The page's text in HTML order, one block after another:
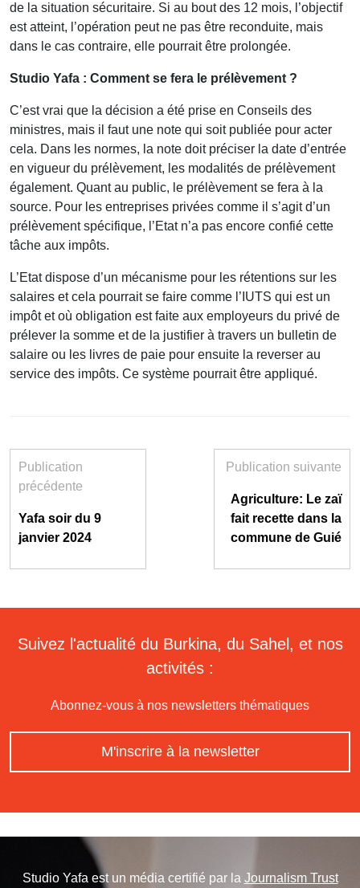
de la situation sécuritaire. Si au bout des 12 mois, l’objectif
est atteint, l’opération peut ne pas être reconduite, mais
dans le cas contraire, elle pourrait être prolongée.
Studio Yafa : Comment se fera le prélèvement ?
C’est vrai que la décision a été prise en Conseils des
ministres, mais il faut une note qui soit publiée pour acter
cela. Dans les normes, la note doit préciser la date d’entrée
en vigueur du prélèvement, les modalités de prélèvement
également. Quant au public, le prélèvement se fera à la
source. Pour les entreprises privées comme il s’agit d’un
prélèvement spécifique, l’Etat n’a pas encore confié cette
tâche aux impôts.
L’Etat dispose d’un mécanisme pour les rétentions sur les
salaires et cela pourrait se faire comme l’IUTS qui est un
impôt et où obligation est faite aux employeurs du privé de
prélever la somme et de la justifier à travers un bulletin de
salaire ou les livres de paie pour ensuite la reverser au
service des impôts. Ce système pourrait être appliqué.
Publication
précédente
Yafa soir du 9
janvier 2024
Publication suivante
Agriculture: Le zaï
fait recette dans la
commune de Guié
Suivez l'actualité du Burkina, du Sahel, et nos
activités :
Abonnez-vous à nos newsletters thématiques
M'inscrire à la newsletter
Studio Yafa est un média certifié par la Journalism Trust